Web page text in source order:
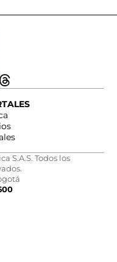
S.A.S. Todos los